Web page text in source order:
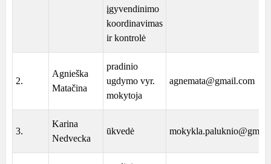
įgyvendinimo
koordinavimas
ir kontrolė
2.
Agnieška
Matačina
pradinio
ugdymo vyr.
mokytoja
agnemata@gmail.com
3.
Karina
Nedvecka
ūkvedė